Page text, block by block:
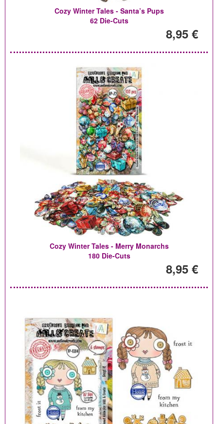
Cozy Winter Tales - Santa’s Pups
62 Die-Cuts
8,95 €
Cozy Winter Tales - Merry Monarchs
180 Die-Cuts
8,95 €